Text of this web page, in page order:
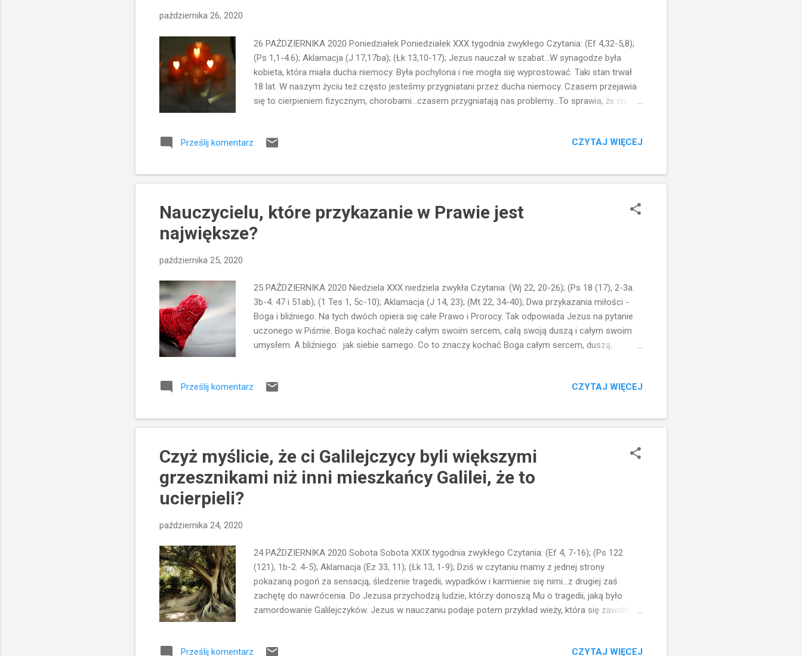
października 26, 2020
26 PAŹDZIERNIKA 2020 Poniedziałek Poniedziałek XXX tygodnia zwykłego Czytania: (Ef 4,32-5,8);
(Ps 1,1-4.6); Aklamacja (J 17,17ba); (Łk 13,10-17); Jezus nauczał w szabat...W synagodze była
kobieta, która miała ducha niemocy. Była pochylona i nie mogła się wyprostować. Taki stan trwał
18 lat. W naszym życiu też często jesteśmy przygniatani przez ducha niemocy. Czasem przejawia
się to cierpieniem fizycznym, chorobami...czasem przygniatają nas problemy...To sprawia, że nie
pochyleni... Jezus przywołał ją i rzekł do niej: Niewiasto, jesteś wolna od swej niemocy. Włożył na
uwalnia nas z naszych niemocy...Kiedy się do Niego zwrócimy...uzdrowi nas... uwolni...a wtedy
będziemy mogli chodzić wyprostowani...z dumnie podnie...
Prześlij komentarz CZYTAJ WIĘCEJ
Nauczycielu, które przykazanie w Prawie jest
największe?
października 25, 2020
25 PAŹDZIERNIKA 2020 Niedziela XXX niedziela zwykła Czytania: (Wj 22, 20-26); (Ps 18 (17), 2-3a.
3b-4. 47 i 51ab); (1 Tes 1, 5c-10); Aklamacja (J 14, 23); (Mt 22, 34-40); Dwa przykazania miłości -
Boga i bliźniego. Na tych dwóch opiera się całe Prawo i Prorocy. Tak odpowiada Jezus na pytanie
uczonego w Piśmie. Boga kochać należy całym swoim sercem, całą swoją duszą i całym swoim
umysłem. A bliźniego: jak siebie samego. Co to znaczy kochać Boga całym sercem, duszą,
uczucia (które kojarzą się z sercem) no i w końcu sfera duchowa Kochać Boga całym sercem,
rodzić się tylko w sercu...ale będzie ona wtedy wyłącznie stanem emocjonalnym. A wiemy przecież,
że miłość to nie tylko emocje...to nie tylko uczucia....
Prześlij komentarz CZYTAJ WIĘCEJ
Czyż myślicie, że ci Galilejczycy byli większymi
grzesznikami niż inni mieszkańcy Galilei, że to
ucierpieli?
października 24, 2020
24 PAŹDZIERNIKA 2020 Sobota Sobota XXIX tygodnia zwykłego Czytania: (Ef 4, 7-16); (Ps 122
(121), 1b-2. 4-5); Aklamacja (Ez 33, 11); (Łk 13, 1-9); Dziś w czytaniu mamy z jednej strony
pokazaną pogoń za sensacją, śledzenie tragedii, wypadków i karmienie się nimi...z drugiej zaś
zachętę do nawrócenia. Do Jezusa przychodzą ludzie, którzy donoszą Mu o tragedii, jaką było
zamordowanie Galilejczyków. Jezus w nauczaniu podaje potem przykład wieży, która się zawaliła.
Boska? Ile razy słyszeliśmy: ta powódź to kara za grzechy... Myślę, że jest błąd w tym myśleniu...bo
Prześlij komentarz CZYTAJ WIĘCEJ